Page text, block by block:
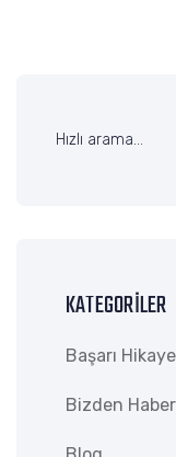
KATEGORILER
Başarı
Bizden